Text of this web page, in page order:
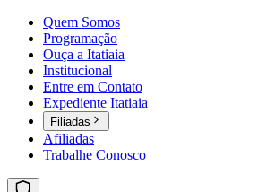
Quem Somos
Programação
Ouça a Itatiaia
Institucional
Entre em Contato
Expediente Itatiaia
Filiadas
Afiliadas
Trabalhe Conosco